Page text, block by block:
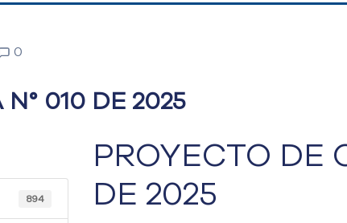
0
010 DE 2025
894
PROYECTO DE
DE 2025